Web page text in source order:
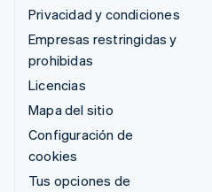
Privacidad y condiciones
Empresas restringidas y
prohibidas
Licencias
Mapa del sitio
Configuración de
cookies
Tus opciones de